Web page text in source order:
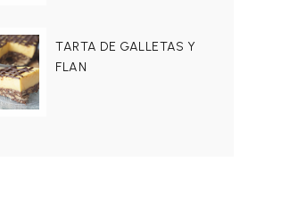
TARTA DE GALLETAS Y
FLAN